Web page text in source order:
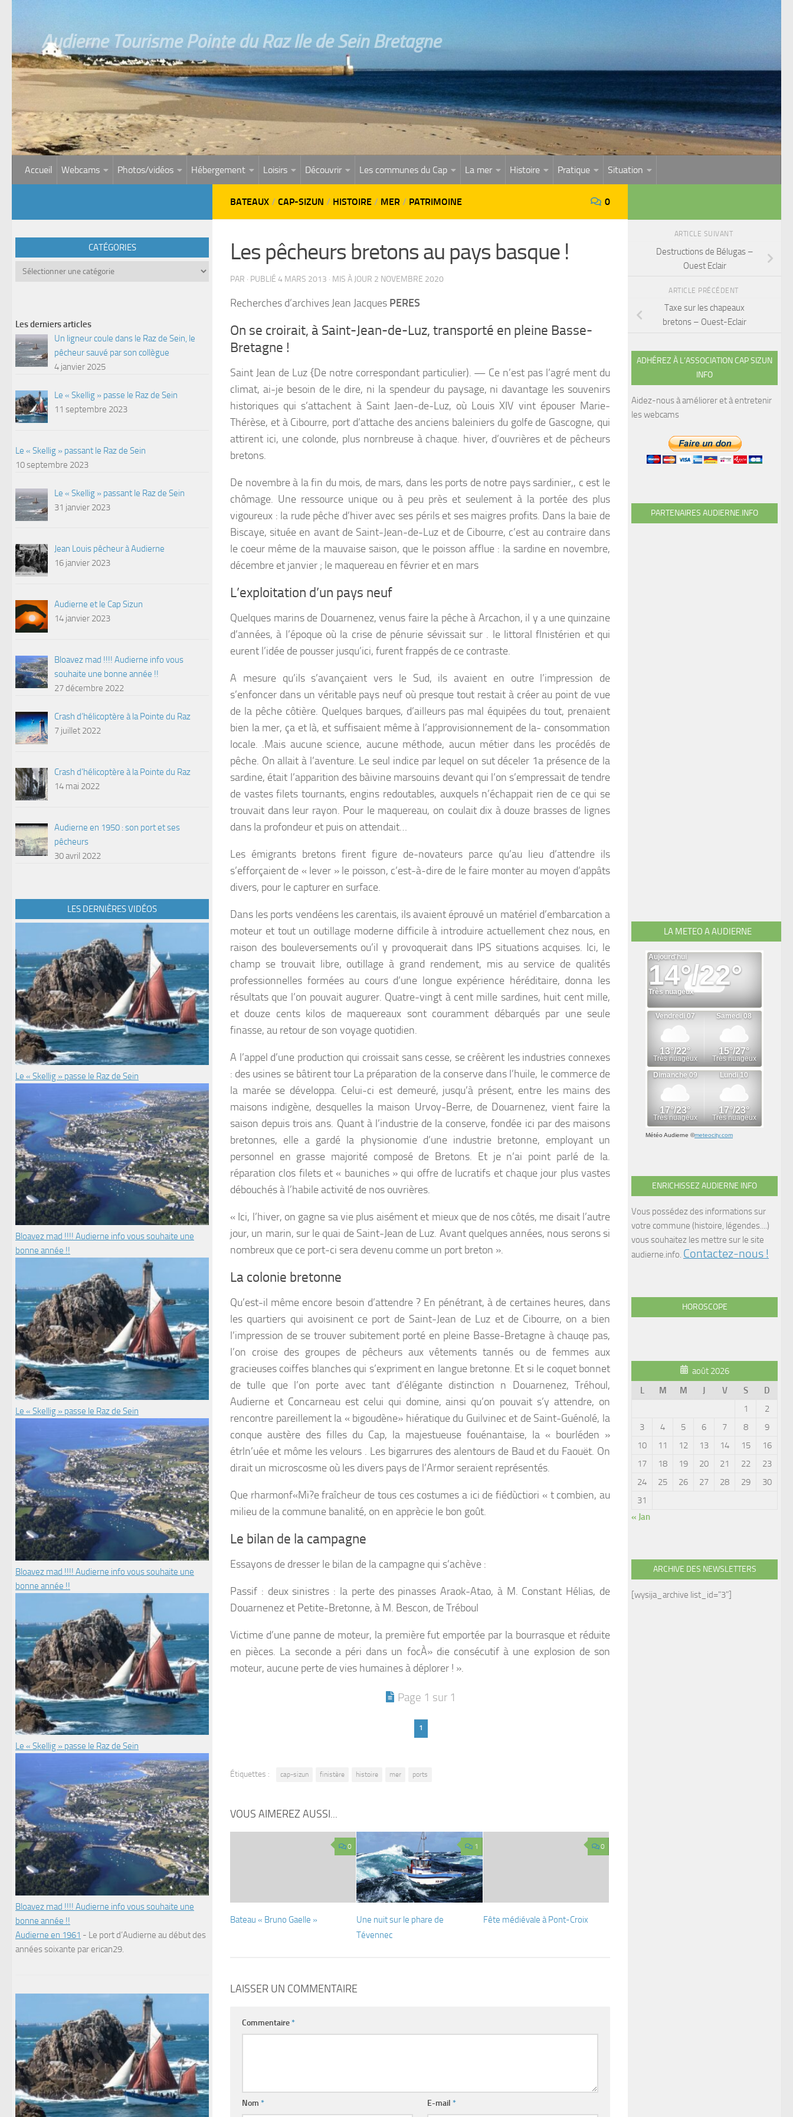
Audierne Tourisme Pointe du Raz Ile de Sein Bretagne
Accueil Webcams Photos/vidéos Hébergement Loisirs Découvrir Les communes du Cap La mer Histoire Pratique Situation
BATEAUX / CAP-SIZUN / HISTOIRE / MER / PATRIMOINE 0
Les pêcheurs bretons au pays basque !
PAR · PUBLIÉ 4 MARS 2013 · MIS À JOUR 2 NOVEMBRE 2020
Recherches d’archives Jean Jacques PERES
On se croirait, à Saint-Jean-de-Luz, transporté en pleine Basse-
Bretagne !
Saint Jean de Luz {De notre correspondant particulier). — Ce n’est pas l’agré ment du
climat, ai-je besoin de le dire, ni la spendeur du paysage, ni davantage les souvenirs
historiques qui s’attachent à Saint Jaen-de-Luz, où Louis XIV vint épouser Marie-
Thérèse, et à Cibourre, port d’attache des anciens baleiniers du golfe de Gascogne, qui
attirent ici, une colonde, plus nornbreuse à chaque. hiver, d’ouvrières et de pêcheurs
bretons.
De novembre à la fin du mois, de mars, dans les ports de notre pays sardinier,, c est le
chômage. Une ressource unique ou à peu près et seulement à la portée des plus
vigoureux : la rude pêche d’hiver avec ses périls et ses maigres profits. Dans la baie de
Biscaye, située en avant de Saint-Jean-de-Luz et de Cibourre, c’est au contraire dans
le coeur même de la mauvaise saison, que le poisson afflue : la sardine en novembre,
décembre et janvier ; le maquereau en février et en mars
L’exploitation d’un pays neuf
Quelques marins de Douarnenez, venus faire la pêche à Arcachon, il y a une quinzaine
d’années, à l’époque où la crise de pénurie sévissait sur . le littoral flnistérien et qui
eurent l’idée de pousser jusqu’ici, furent frappés de ce contraste.
A mesure qu’ils s’avançaient vers le Sud, ils avaient en outre l’impression de
s’enfoncer dans un véritable pays neuf où presque tout restait à créer au point de vue
de la pêche côtière. Quelques barques, d’ailleurs pas mal équipées du tout, prenaient
bien la mer, ça et là, et suffisaient même à l’approvisionnement de la- consommation
locale. .Mais aucune science, aucune méthode, aucun métier dans les procédés de
pêche. On allait à l’aventure. Le seul indice par lequel on sut déceler 1a présence de la
sardine, était l’apparition des bàivine marsouins devant qui l’on s’empressait de tendre
de vastes filets tournants, engins redoutables, auxquels n’échappait rien de ce qui se
trouvait dans leur rayon. Pour le maquereau, on coulait dix à douze brasses de lignes
dans la profondeur et puis on attendait…
Les émigrants bretons firent figure de-novateurs parce qu’au lieu d’attendre ils
s’efforçaient de « lever » le poisson, c’est-à-dire de le faire monter au moyen d’appâts
divers, pour le capturer en surface.
Dans les ports vendéens les carentais, ils avaient éprouvé un matériel d’embarcation a
moteur et tout un outillage moderne difficile à introduire actuellement chez nous, en
raison des bouleversements ou’il y provoquerait dans IPS situations acquises. Ici, le
champ se trouvait libre, outillage à grand rendement, mis au service de qualités
professionnelles formées au cours d’une longue expérience héréditaire, donna les
résultats que l’on pouvait augurer. Quatre-vingt à cent mille sardines, huit cent mille,
et douze cents kilos de maquereaux sont couramment débarqués par une seule
finasse, au retour de son voyage quotidien.
A l’appel d’une production qui croissait sans cesse, se créèrent les industries connexes
: des usines se bâtirent tour La préparation de la conserve dans l’huile, le commerce de
la marée se développa. Celui-ci est demeuré, jusqu’à présent, entre les mains des
maisons indigène, desquelles la maison Urvoy-Berre, de Douarnenez, vient faire la
saison depuis trois ans. Quant à l’industrie de la conserve, fondée ici par des maisons
bretonnes, elle a gardé la physionomie d’une industrie bretonne, employant un
personnel en grasse majorité composé de Bretons. Et je n’ai point parlé de la.
réparation clos filets et « bauniches » qui offre de lucratifs et chaque jour plus vastes
débouchés à l’habile activité de nos ouvrières.
« Ici, l’hiver, on gagne sa vie plus aisément et mieux que de nos côtés, me disait l’autre
jour, un marin, sur le quai de Saint-Jean de Luz. Avant quelques années, nous serons si
nombreux que ce port-ci sera devenu comme un port breton ».
La colonie bretonne
Qu’est-il même encore besoin d’attendre ? En pénétrant, à de certaines heures, dans
les quartiers qui avoisinent ce port de Saint-Jean de Luz et de Cibourre, on a bien
l’impression de se trouver subitement porté en pleine Basse-Bretagne à chauqe pas,
l’on croise des groupes de pêcheurs aux vêtements tannés ou de femmes aux
gracieuses coiffes blanches qui s’expriment en langue bretonne. Et si le coquet bonnet
de tulle que l’on porte avec tant d’élégante distinction n Douarnenez, Tréhoul,
Audierne et Concarneau est celui qui domine, ainsi qu’on pouvait s’y attendre, on
rencontre pareillement la « bigoudène» hiératique du Guilvinec et de Saint-Guénolé, la
conque austère des filles du Cap, la majestueuse fouénantaise, la « bourléden »
étrln’uée et môme les velours . Les bigarrures des alentours de Baud et du Faouët. On
dirait un microscosme où les divers pays de l’Armor seraient représentés.
Que rharmonf«Mi?e fraîcheur de tous ces costumes a ici de fiédùctiori « t combien, au
milieu de la commune banalité, on en apprècie le bon goût.
Le bilan de la campagne
Essayons de dresser le bilan de la campagne qui s’achève :
Passif : deux sinistres : la perte des pinasses Araok-Atao, à M. Constant Hélias, de
Douarnenez et Petite-Bretonne, à M. Bescon, de Tréboul
Victime d’une panne de moteur, la première fut emportée par la bourrasque et réduite
en pièces. La seconde a péri dans un focÀ» die consécutif à une explosion de son
moteur, aucune perte de vies humaines à déplorer ! ».
Page 1 sur 1
1
Étiquettes : cap-sizun finistère histoire mer ports
VOUS AIMEREZ AUSSI...
0
Bateau « Bruno Gaelle »
1
Une nuit sur le phare de
Tévennec
0
Fête médiévale à Pont-Croix
LAISSER UN COMMENTAIRE
Commentaire*
Nom * E-mail*
CATÉGORIES
Catégories
Les derniers articles
Un ligneur coule dans le Raz de Sein, le
pêcheur sauvé par son collègue
4 janvier 2025
Le « Skellig » passe le Raz de Sein
11 septembre 2023
Le « Skellig » passant le Raz de Sein
10 septembre 2023
Le « Skellig » passant le Raz de Sein
31 janvier 2023
Jean Louis pêcheur à Audierne
16 janvier 2023
Audierne et le Cap Sizun
14 janvier 2023
Bloavez mad !!!! Audierne info vous
souhaite une bonne année !!
27 décembre 2022
Crash d’hélicoptère à la Pointe du Raz
7 juillet 2022
Crash d’hélicoptère à la Pointe du Raz
14 mai 2022
Audierne en 1950 : son port et ses
pêcheurs
30 avril 2022
LES DERNIÈRES VIDÉOS
Le « Skellig » passe le Raz de Sein
Bloavez mad !!!! Audierne info vous souhaite une
bonne année !!
Le « Skellig » passe le Raz de Sein
Bloavez mad !!!! Audierne info vous souhaite une
bonne année !!
Le « Skellig » passe le Raz de Sein
Bloavez mad !!!! Audierne info vous souhaite une
bonne année !!
Audierne en 1961 - Le port d’Audierne au début des
années soixante par erican29.
ARTICLE SUIVANT
Destructions de Bélugas –
Ouest Eclair
ARTICLE PRÉCÉDENT
Taxe sur les chapeaux
bretons – Ouest-Eclair
ADHÉREZ À L’ASSOCIATION CAP SIZUN
INFO
Aidez-nous à améliorer et à entretenir
les webcams
PARTENAIRES AUDIERNE.INFO
LA METEO A AUDIERNE
Météo Audierne ©meteocity.com
ENRICHISSEZ AUDIERNE INFO
Vous possédez des informations sur
votre commune (histoire, légendes....)
vous souhaitez les mettre sur le site
audierne.info. Contactez-nous !
HOROSCOPE
août 2026
L
M M J V S
D
1
2
3
4 5 6 7 8
9
10
11 12 13 14 15
16
17
18 19 20 21 22
23
24
25 26 27 28 29
30
31
« Jan
ARCHIVE DES NEWSLETTERS
[wysija_archive list_id="3"]